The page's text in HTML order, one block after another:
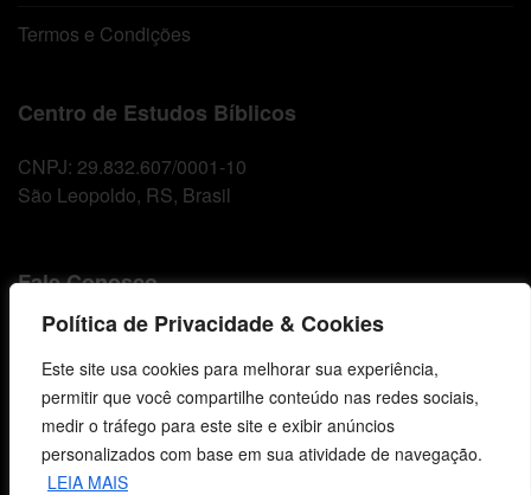
Política de Privacidade & Cookies
Este site usa cookies para melhorar sua experiência,
permitir que você compartilhe conteúdo nas redes sociais,
medir o tráfego para este site e exibir anúncios
personalizados com base em sua atividade de navegação.
LEIA MAIS
Termos e Condições
Centro de Estudos Bíblicos
CNPJ: 29.832.607/0001-10
São Leopoldo, RS, Brasil
Fale Conosco
E-mails
vendas@cebi.org.br
comunicacao@cebi.org.br
WhatsApp / Vendas
+55 (51) 99734-4518